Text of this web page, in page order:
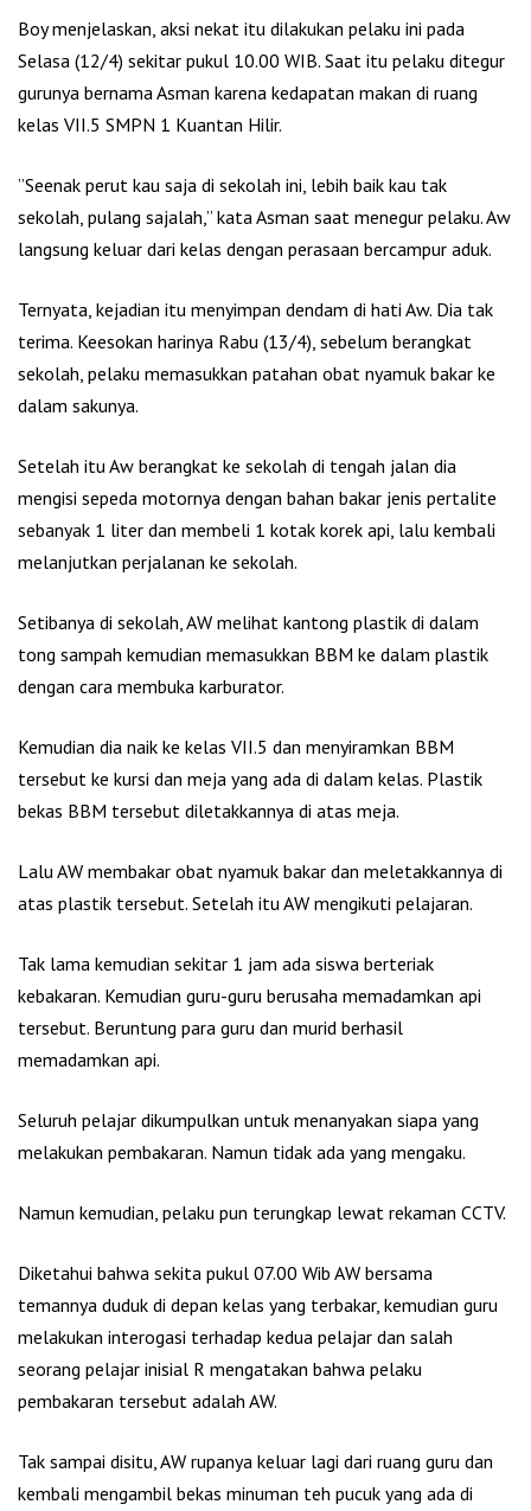
Boy menjelaskan, aksi nekat itu dilakukan pelaku ini pada
Selasa (12/4) sekitar pukul 10.00 WIB. Saat itu pelaku ditegur
gurunya bernama Asman karena kedapatan makan di ruang
kelas VII.5 SMPN 1 Kuantan Hilir.
”Seenak perut kau saja di sekolah ini, lebih baik kau tak
sekolah, pulang sajalah,” kata Asman saat menegur pelaku. Aw
langsung keluar dari kelas dengan perasaan bercampur aduk.
Ternyata, kejadian itu menyimpan dendam di hati Aw. Dia tak
terima. Keesokan harinya Rabu (13/4), sebelum berangkat
sekolah, pelaku memasukkan patahan obat nyamuk bakar ke
dalam sakunya.
Setelah itu Aw berangkat ke sekolah di tengah jalan dia
mengisi sepeda motornya dengan bahan bakar jenis pertalite
sebanyak 1 liter dan membeli 1 kotak korek api, lalu kembali
melanjutkan perjalanan ke sekolah.
Setibanya di sekolah, AW melihat kantong plastik di dalam
tong sampah kemudian memasukkan BBM ke dalam plastik
dengan cara membuka karburator.
Kemudian dia naik ke kelas VII.5 dan menyiramkan BBM
tersebut ke kursi dan meja yang ada di dalam kelas. Plastik
bekas BBM tersebut diletakkannya di atas meja.
Lalu AW membakar obat nyamuk bakar dan meletakkannya di
atas plastik tersebut. Setelah itu AW mengikuti pelajaran.
Tak lama kemudian sekitar 1 jam ada siswa berteriak
kebakaran. Kemudian guru-guru berusaha memadamkan api
tersebut. Beruntung para guru dan murid berhasil
memadamkan api.
Seluruh pelajar dikumpulkan untuk menanyakan siapa yang
melakukan pembakaran. Namun tidak ada yang mengaku.
Namun kemudian, pelaku pun terungkap lewat rekaman CCTV.
Diketahui bahwa sekita pukul 07.00 Wib AW bersama
temannya duduk di depan kelas yang terbakar, kemudian guru
melakukan interogasi terhadap kedua pelajar dan salah
seorang pelajar inisial R mengatakan bahwa pelaku
pembakaran tersebut adalah AW.
Tak sampai disitu, AW rupanya keluar lagi dari ruang guru dan
kembali mengambil bekas minuman teh pucuk yang ada di